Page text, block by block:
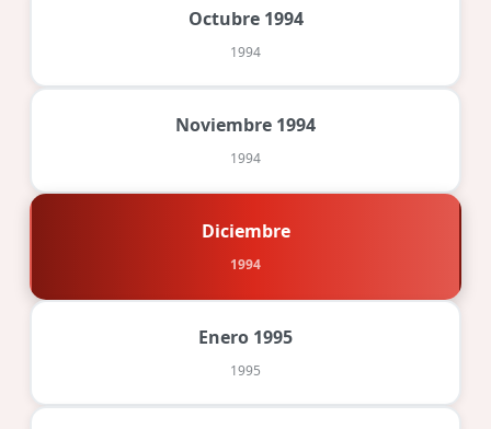
Octubre 1994
1994
Noviembre 1994
1994
Diciembre
1994
Enero 1995
1995